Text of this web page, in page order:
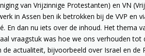
van Vrijzinnige Protestanten) en VN
in Assen ben ik betrokken bij de VVP en
En dan nu iets over de inhoud. Het thema
vraagstuk was hoe we ons verhouden tot
actualiteit, bijvoorbeeld over Israel en de